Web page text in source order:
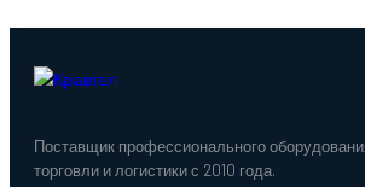
Поставщик профессионального
торговли и логистики с 2010 года.